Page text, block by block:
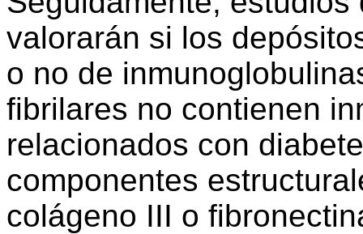
valorarán si los
o no de
fibrilares no contienen
relacionados con
componentes
colágeno III o